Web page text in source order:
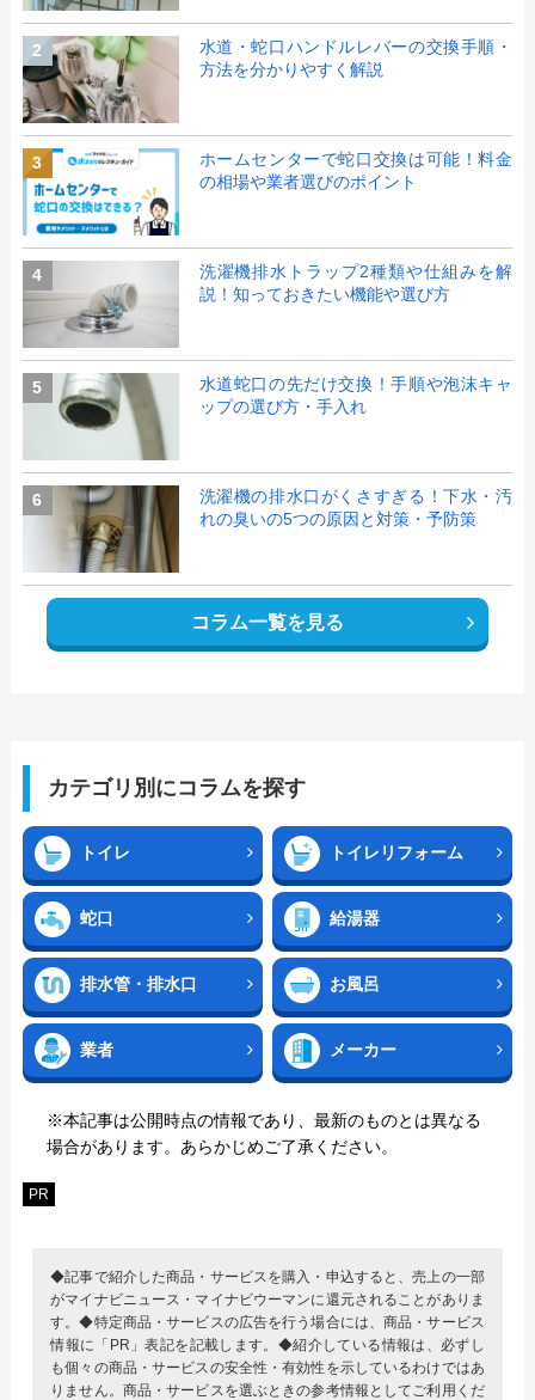
2
水道・蛇口ハンドルレバーの交換手順・
方法を分かりやすく解説
3
ホームセンターで蛇口交換は可能！料金
の相場や業者選びのポイント
4
洗濯機排水トラップ2種類や仕組みを解
説！知っておきたい機能や選び方
5
水道蛇口の先だけ交換！手順や泡沫キャ
ップの選び方・手入れ
6
洗濯機の排水口がくさすぎる！下水・汚
れの臭いの5つの原因と対策・予防策
コラム一覧を見る
カテゴリ別にコラムを探す
トイレ トイレリフォーム
蛇口 給湯器
排水管・排水口 お風呂
業者 メーカー
※本記事は公開時点の情報であり、最新のものとは異なる
場合があります。あらかじめご了承ください。
PR
◆記事で紹介した商品・サービスを購入・申込すると、売上の一部
がマイナビニュース・マイナビウーマンに還元されることがありま
す。◆特定商品・サービスの広告を行う場合には、商品・サービス
情報に「PR」表記を記載します。◆紹介している情報は、必ずし
も個々の商品・サービスの安全性・有効性を示しているわけではあ
りません。商品・サービスを選ぶときの参考情報としてご利用くだ